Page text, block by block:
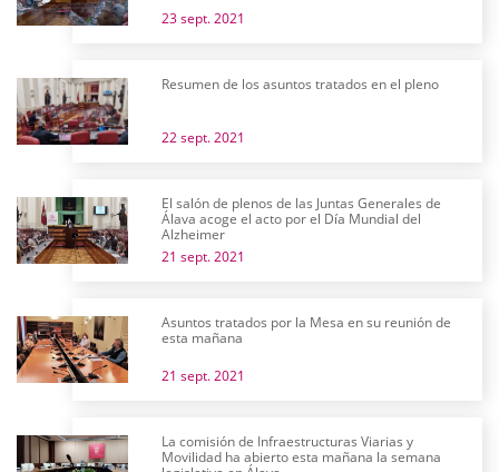
23 sept. 2021
Resumen de los asuntos tratados en el pleno
22 sept. 2021
El salón de plenos de las Juntas Generales de
Álava acoge el acto por el Día Mundial del
Alzheimer
21 sept. 2021
Asuntos tratados por la Mesa en su reunión de
esta mañana
21 sept. 2021
La comisión de Infraestructuras Viarias y
Movilidad ha abierto esta mañana la semana